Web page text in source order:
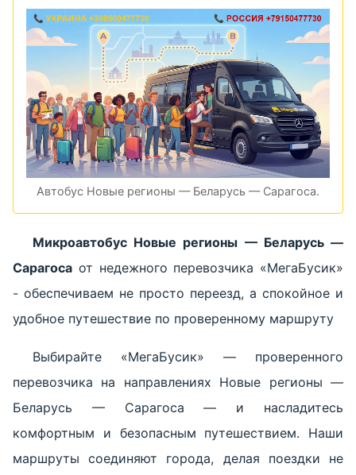
Автобус Новые регионы — Беларусь — Сарагоса.
Микроавтобус Новые регионы — Беларусь —
Сарагоса от недежного перевозчика «МегаБусик»
- обеспечиваем не просто переезд, а спокойное и
удобное путешествие по проверенному маршруту
Выбирайте «МегаБусик» — проверенного
перевозчика на направлениях Новые регионы —
Беларусь — Сарагоса — и насладитесь
комфортным и безопасным путешествием. Наши
маршруты соединяют города, делая поездки не